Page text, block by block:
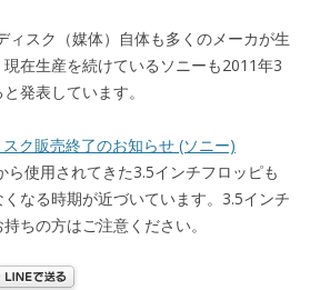
ィスク（媒体）自体も多くのメーカが生
在生産を続けているソニーも2011年3
発表しています。
ク販売終了のお知らせ (ソニー)
ら使用されてきた3.5インチフロッピも
なる時期が近づいています。3.5インチ
ちの方はご注意ください。